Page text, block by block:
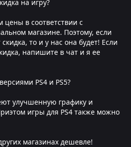
на игру?
в соответствии с
магазине. Поэтому, если
то и у нас она будет! Если
напишите в чат и я ее
PS4 и PS5?
улучшенную графику и
игры для PS4 также можно
магазинах дешевле!